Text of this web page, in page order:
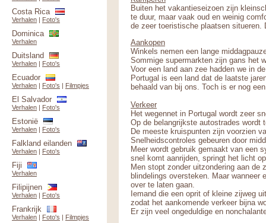
Buiten het vakantieseizoen zijn
te duur, maar vaak oud en weinig
de zeer toeristische plaatsen situeren.
Aankopen
Winkels nemen een lange
Sommige supermarkten zijn gans het
Voor een land aan zee hadden we in
Portugal is een land dat de laatste
behaald van bij ons. Toch is er nog
Verkeer
Het wegennet in Portugal wordt zeer
Op de belangrijkste autostrades wordt
De meeste kruispunten zijn voorzien
Snelheidscontroles gebeuren door
Meer wordt gebruik gemaakt van een
snel komt aanrijden, springt het licht
Men stopt zonder uitzondering aan de
blindelings oversteken. Maar wanneer
over te laten gaan.
Iemand die een oprit of kleine zijweg
zodat het aankomende verkeer bijna
Er zijn veel ongeduldige en
Costa Rica
Verhalen | Foto's
Dominica
Verhalen
Duitsland
Verhalen | Foto's
Ecuador
Verhalen | Foto's | Filmpjes
El Salvador
Verhalen | Foto's
Estonië
Verhalen | Foto's
Falkland eilanden
Verhalen | Foto's
Fiji
Verhalen
Filipijnen
Verhalen | Foto's
Frankrijk
Verhalen | Foto's | Filmpjes